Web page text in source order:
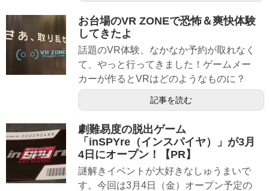
お台場のVR ZONEで恐怖＆爽快体験
してきたよ
話題のVR体験、なかなか予約が取れなく
て、やっと行ってきました！ゲームメー
カーが作るとVRはどのようなものに？
記事を読む
劇難易度の脱出ゲーム
「inSPYre（インスパイヤ）」が3月
4日にオープン！【PR】
謎解きイベントが大好きなしゅうまいで
す。今回は3月4日（金）オープン予定の